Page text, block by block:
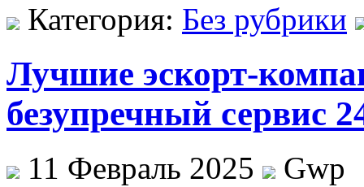
Категория: Без рубрики
Лучшие эскорт-
безупречный сервис
11 Февраль 2025
Gwp